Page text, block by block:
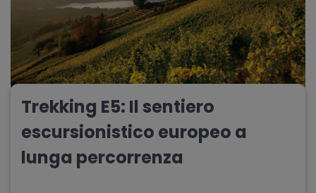
Trekking E5: Il sentiero
escursionistico europeo a
lunga percorrenza